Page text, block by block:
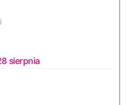
sierpnia